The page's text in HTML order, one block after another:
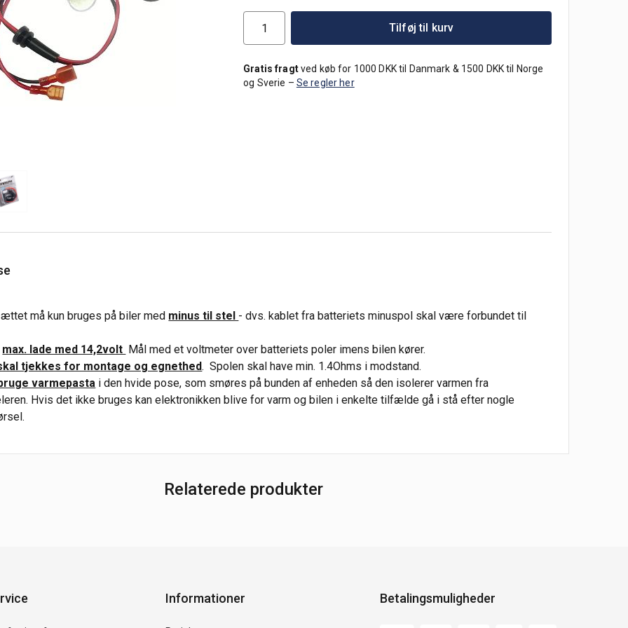
Tilføj til kurv
Gratis fragtved køb for 1000 DKK til Danmark & 1500 DKK til Norge
og Sverie – Se regler her
må kun bruges på biler med minus til stel - dvs. kablet fra batteriets minuspol skal være forbundet til
max. lade med 14,2volt Mål med et voltmeter over batteriets poler imens bilen kører.
tjekkes for montage og egnethed. Spolen skal have min. 1.4Ohms i modstand.
varmepasta i den hvide pose, som smøres på bunden af enheden så den isolerer varmen fra
Hvis det ikke bruges kan elektronikken blive for varm og bilen i enkelte tilfælde gå i stå efter nogle
Relaterede produkter
Informationer Betalingsmuligheder